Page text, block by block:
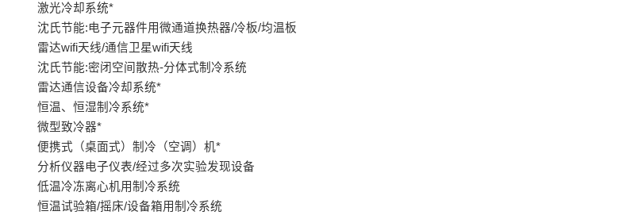
激光冷却系统*
沈氏节能:电子元器件用微通道换热器/冷板/均温板
雷达wifi天线/通信卫星wifi天线
沈氏节能:密闭空间散热-分体式制冷系统
雷达通信设备冷却系统*
恒温、恒湿制冷系统*
微型致冷器*
便携式（桌面式）制冷（空调）机*
分析仪器电子仪表/经过多次实验发现设备
低温冷冻离心机用制冷系统
恒温试验箱/摇床/设备箱用制冷系统